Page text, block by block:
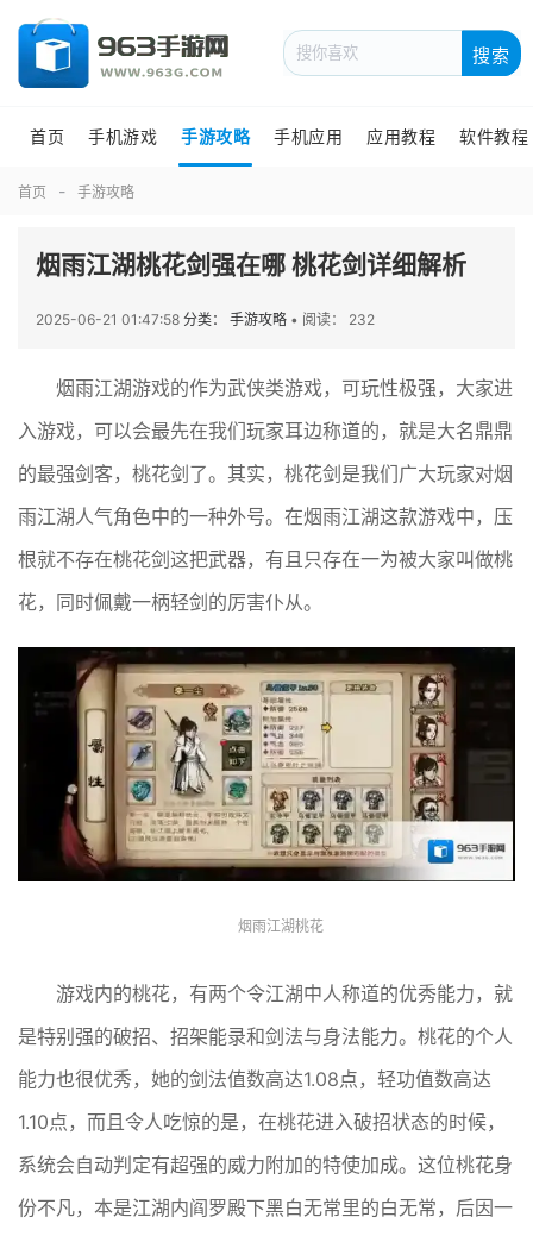
搜索
首页 手机游戏 手游攻略 手机应用 应用教程 软件教程
首页 手游攻略
烟雨江湖桃花剑强在哪 桃花剑详细解析
2025-06-21 01:47:58 分类： 手游攻略 • 阅读： 232
烟雨江湖游戏的作为武侠类游戏，可玩性极强，大家进
入游戏，可以会最先在我们玩家耳边称道的，就是大名鼎鼎
的最强剑客，桃花剑了。其实，桃花剑是我们广大玩家对烟
雨江湖人气角色中的一种外号。在烟雨江湖这款游戏中，压
根就不存在桃花剑这把武器，有且只存在一为被大家叫做桃
花，同时佩戴一柄轻剑的厉害仆从。
烟雨江湖桃花
游戏内的桃花，有两个令江湖中人称道的优秀能力，就
是特别强的破招、招架能录和剑法与身法能力。桃花的个人
能力也很优秀，她的剑法值数高达1.08点，轻功值数高达
1.10点，而且令人吃惊的是，在桃花进入破招状态的时候，
系统会自动判定有超强的威力附加的特使加成。这位桃花身
份不凡，本是江湖内阎罗殿下黑白无常里的白无常，后因一